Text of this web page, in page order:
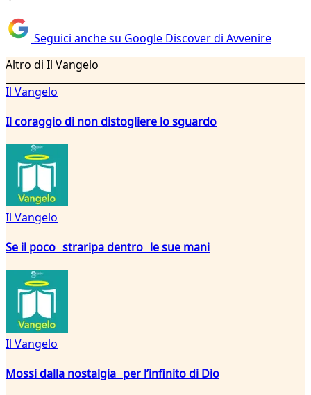
Seguici anche su Google Discover di Avvenire
Altro di Il Vangelo
Il Vangelo
Il coraggio di non distogliere lo sguardo
Il Vangelo
Se il poco straripa dentro le sue mani
Il Vangelo
Mossi dalla nostalgia per l’infinito di Dio